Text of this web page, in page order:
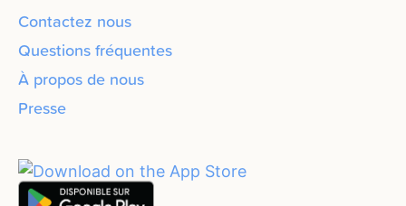
Contactez nous
Questions fréquentes
À propos de nous
Presse